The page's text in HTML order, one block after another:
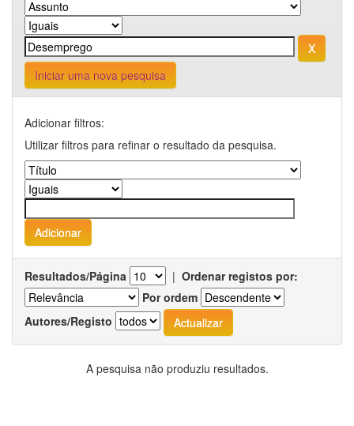
Iniciar uma nova pesquisa
Adicionar filtros:
Utilizar filtros para refinar o resultado da pesquisa.
Resultados/Página | Ordenar registos por:
Por ordem
Autores/Registo
A pesquisa não produziu resultados.